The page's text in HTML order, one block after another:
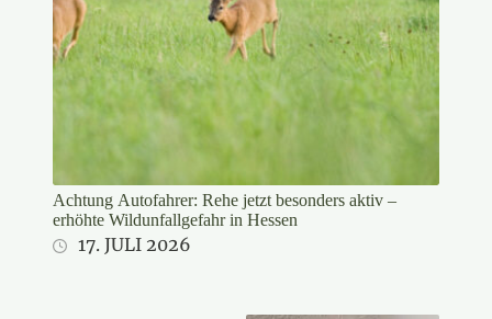
Achtung Autofahrer: Rehe jetzt besonders aktiv –
erhöhte Wildunfallgefahr in Hessen
17. JULI 2026